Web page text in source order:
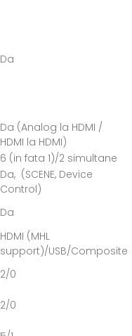
Da
Da (Analog la HDMI /
HDMI la HDMI)
6 (in fata 1)/2 simultane
Da, (SCENE, Device
Control)
Da
HDMI (MHL
support)/USB/Composite
2/0
2/0